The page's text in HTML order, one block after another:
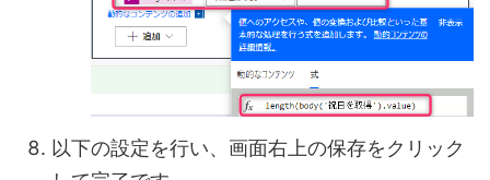
以下の設定を行い、画面右上の保存をクリック